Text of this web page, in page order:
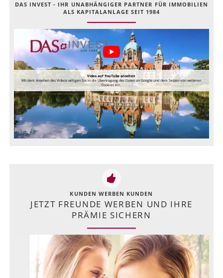
DAS INVEST - IHR UNABHÄNGIGER PARTNER FÜR IMMOBILIEN
ALS KAPITALANLAGE SEIT 1984
Video auf YouTube ansehen
Mit dem Ansehen des Videos willigen Sie in die Übertragung der Daten an Google und dem Setzen von weiteren
Cookies ein.
KUNDEN WERBEN KUNDEN
JETZT FREUNDE WERBEN UND IHRE
PRÄMIE SICHERN